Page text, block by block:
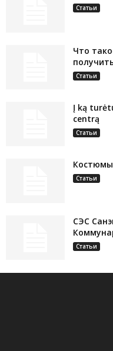
Статьи
Что
Статьи
Į ką
centrą
Статьи
Статьи
СЭС
Статьи